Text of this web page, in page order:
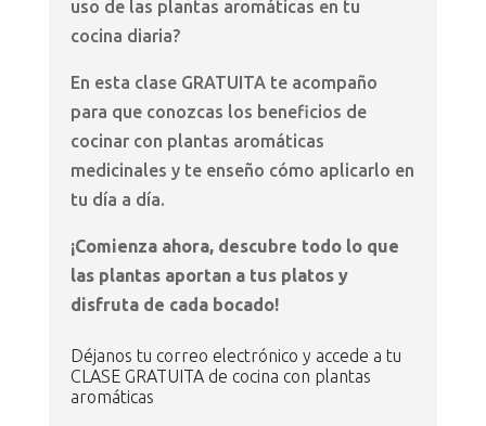
uso de las plantas aromáticas en tu
cocina diaria?
En esta clase GRATUITA te acompaño
para que conozcas los beneficios de
cocinar con plantas aromáticas
medicinales y te enseño cómo aplicarlo en
tu día a día.
¡Comienza ahora, descubre todo lo que
las plantas aportan a tus platos y
disfruta de cada bocado!
Déjanos tu correo electrónico y accede a tu
CLASE GRATUITA de cocina con plantas
aromáticas